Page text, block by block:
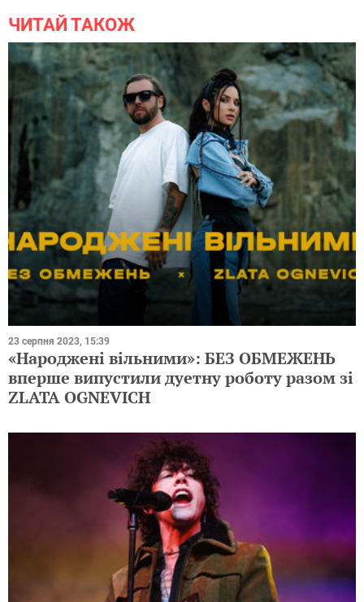
ЧИТАЙ ТАКОЖ
23 серпня 2023, 15:39
«Народжені вільними»: БЕЗ ОБМЕЖЕНЬ
вперше випустили дуетну роботу разом зі
ZLATA OGNEVICH